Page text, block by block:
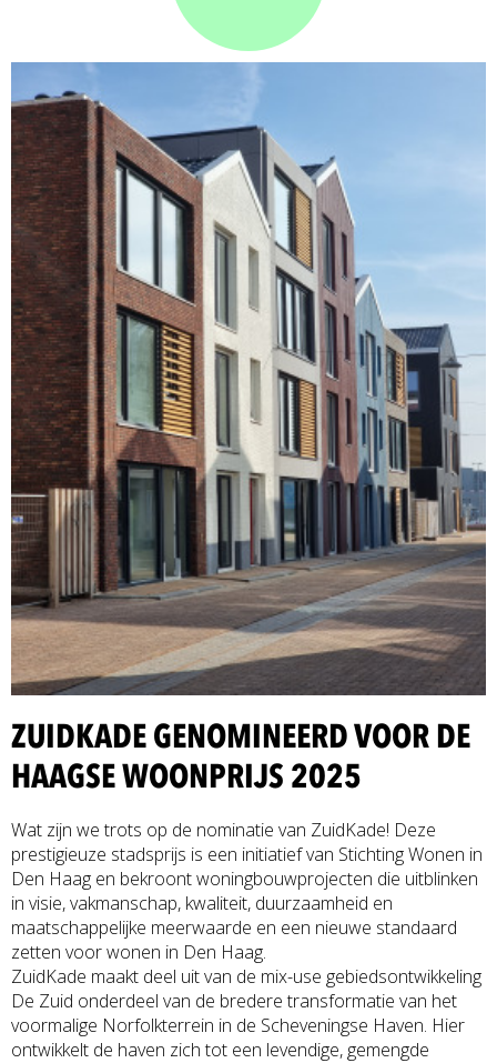
ZUIDKADE GENOMINEERD VOOR DE
HAAGSE WOONPRIJS 2025
Wat zijn we trots op de nominatie van ZuidKade! Deze
prestigieuze stadsprijs is een initiatief van Stichting Wonen in
Den Haag en bekroont woningbouwprojecten die uitblinken
in visie, vakmanschap, kwaliteit, duurzaamheid en
maatschappelijke meerwaarde en een nieuwe standaard
zetten voor wonen in Den Haag.
ZuidKade maakt deel uit van de mix-use gebiedsontwikkeling
De Zuid onderdeel van de bredere transformatie van het
voormalige Norfolkterrein in de Scheveningse Haven. Hier
ontwikkelt de haven zich tot een levendige, gemengde